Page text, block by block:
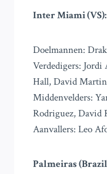
Inter Miami
Doelmannen:
Verdedigers:
Hall, David
Middenvelders:
Rodriguez, David
Aanvallers: Leo
Palmeiras